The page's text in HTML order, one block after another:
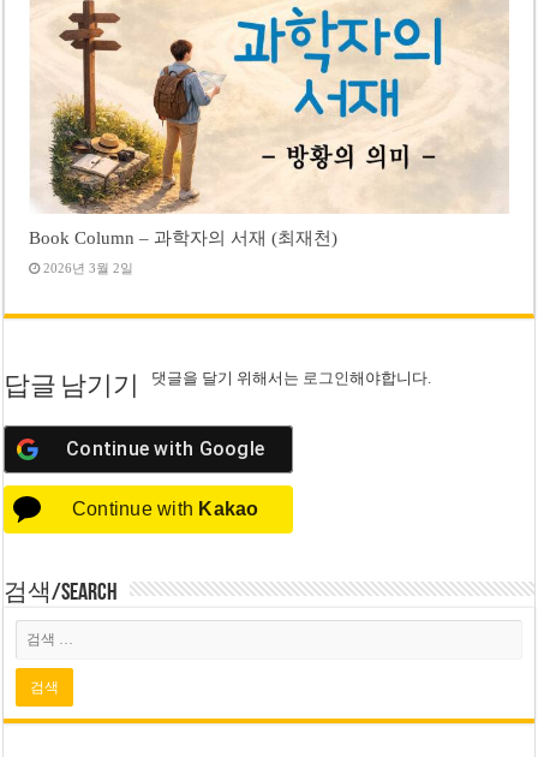
Book Column – 과학자의 서재 (최재천)
2026년 3월 2일
답글 남기기 댓글을 달기 위해서는 로그인해야합니다.
Continue with Google
Continue with Kakao
검색/Search